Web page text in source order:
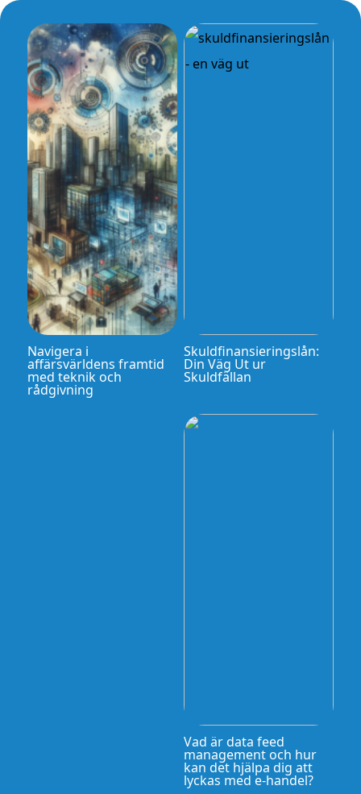
Navigera i
affärsvärldens framtid
med teknik och
rådgivning
Skuldfinansieringslån:
Din Väg Ut ur
Skuldfällan
Vad är data feed
management och hur
kan det hjälpa dig att
lyckas med e-handel?